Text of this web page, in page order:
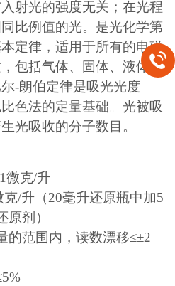
射光的强度无关；在光程
比例值的光。是光化学第
定律，适用于所有的电磁
包括气体、固体、液体、
-朗伯定律是吸光光度
色法的定量基础。光被吸
光吸收的分子数目。
微克/升
/升（20毫升还原瓶中加5
剂）
的范围内，读数漂移≤±2